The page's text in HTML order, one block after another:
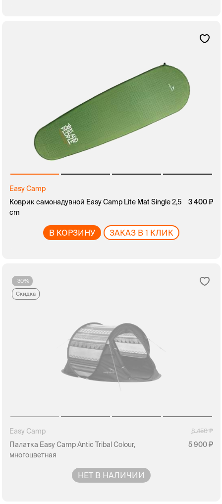
Easy Camp
Коврик самонадувной Easy Camp Lite Mat Single 2,5
cm
3 400
В КОРЗИНУ ЗАКАЗ В 1 КЛИК
-30%
Скидка
Easy Camp 8 450
Палатка Easy Camp Antic Tribal Colour,
многоцветная
5 900
НЕТ В НАЛИЧИИ